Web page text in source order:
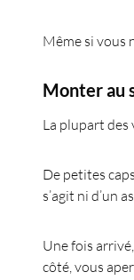
Même si vous
Monter au
La plupart
De petites
s’agit ni d’un
Une fois
côté, vous